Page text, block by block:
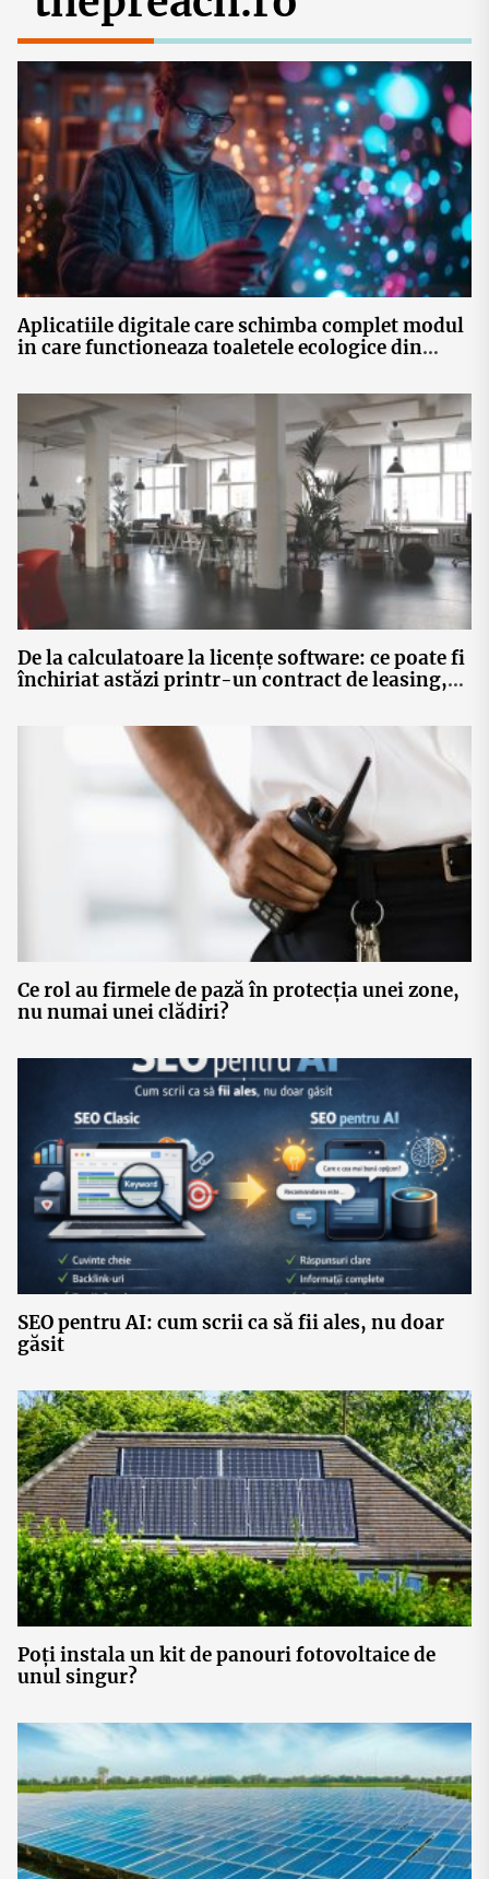
Aplicatiile digitale care schimba complet modul
in care functioneaza toaletele ecologice din
De la calculatoare la licențe software: ce poate fi
închiriat astăzi printr-un contract de leasing,
Ce rol au firmele de pază în protecția unei zone,
nu numai unei clădiri?
SEO pentru AI: cum scrii ca să fii ales, nu doar
găsit
Poți instala un kit de panouri fotovoltaice de
unul singur?